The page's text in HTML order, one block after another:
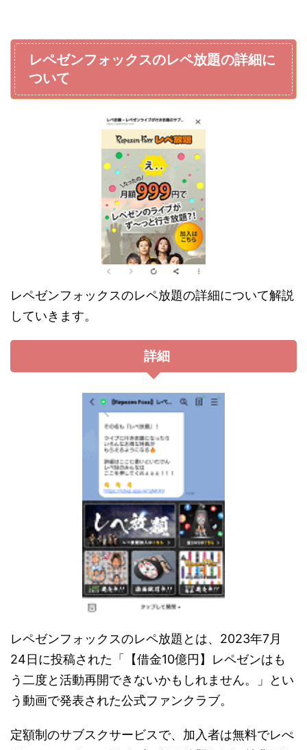
レペゼンフォックスのレペ放題の詳細に
ついて
レペゼンフォックスのレペ放題の詳細について解説
していきます。
詳細
レペゼンフォックスのレペ放題とは、2023年7月
24日に投稿された「【借金10億円】レペゼンはも
う二度と活動再開できないかもしれません。」とい
う動画で発表された公式ファンクラブ。
定額制のサブスクサービスで、加入者は無料でレぺ